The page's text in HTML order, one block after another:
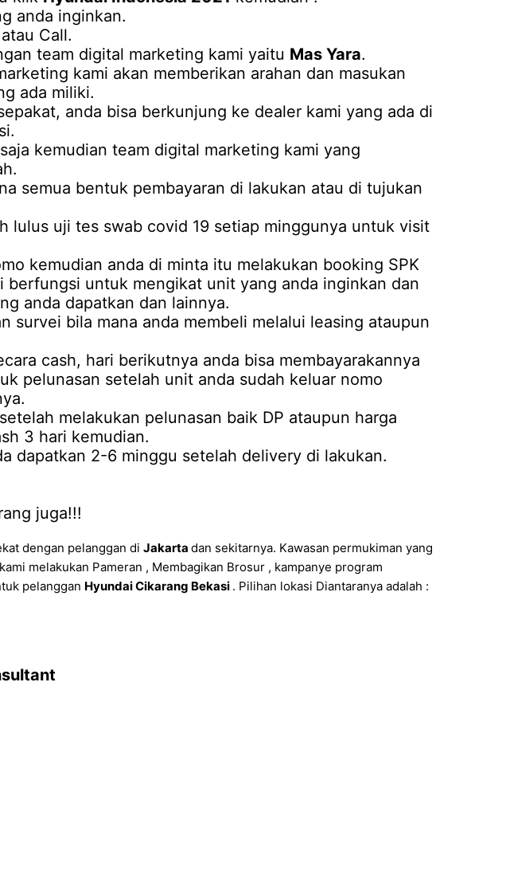
anda inginkan.
Call.
team digital marketing kami yaitu Mas Yara.
kami akan memberikan arahan dan masukan
ada miliki.
anda bisa berkunjung ke dealer kami yang ada di
kemudian team digital marketing kami yang
semua bentuk pembayaran di lakukan atau di tujukan
lulus uji tes swab covid 19 setiap minggunya untuk visit
kemudian anda di minta itu melakukan booking SPK
berfungsi untuk mengikat unit yang anda inginkan dan
anda dapatkan dan lainnya.
survei bila mana anda membeli melalui leasing ataupun
cash, hari berikutnya anda bisa membayarakannya
pelunasan setelah unit anda sudah keluar nomo
melakukan pelunasan baik DP ataupun harga
3 hari kemudian.
dapatkan 2-6 minggu setelah delivery di lakukan.
juga!!!
dengan pelanggan di Jakarta dan sekitarnya. Kawasan permukiman yang
melakukan Pameran , Membagikan Brosur , kampanye program
pelanggan Hyundai Cikarang Bekasi . Pilihan lokasi Diantaranya adalah :